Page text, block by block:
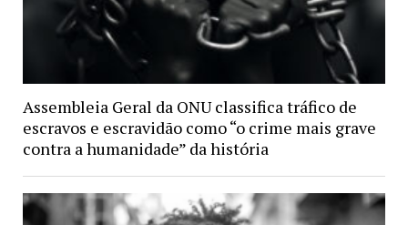
Assembleia Geral da ONU classifica tráfico de
escravos e escravidão como “o crime mais grave
contra a humanidade” da história